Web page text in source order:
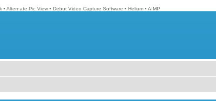
• Alternate Pic View • Debut Video Capture Software • Helium • AIMP